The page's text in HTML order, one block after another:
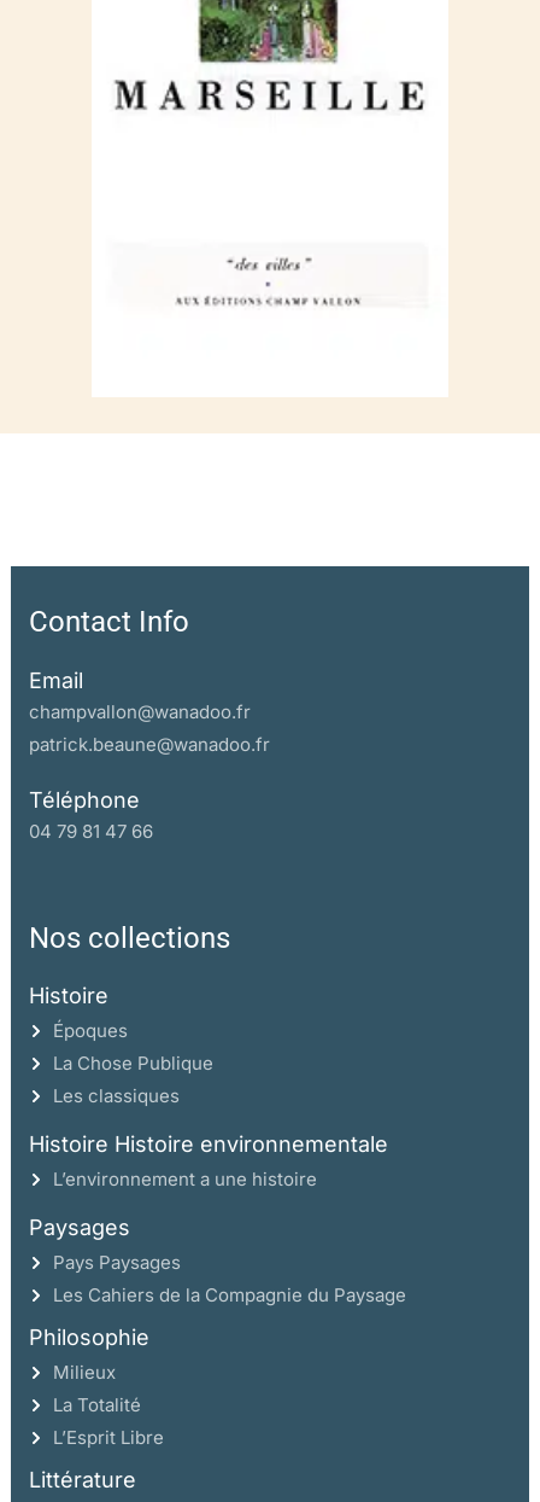
Contact Info
Email
champvallon@wanadoo.fr
patrick.beaune@wanadoo.fr
Téléphone
04 79 81 47 66
Nos collections
Histoire
Époques
La Chose Publique
Les classiques
Histoire Histoire environnementale
L’environnement a une histoire
Paysages
Pays Paysages
Les Cahiers de la Compagnie du Paysage
Philosophie
Milieux
La Totalité
L’Esprit Libre
Littérature